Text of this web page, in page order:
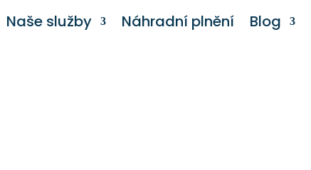
Naše služby Náhradní plnění Blog